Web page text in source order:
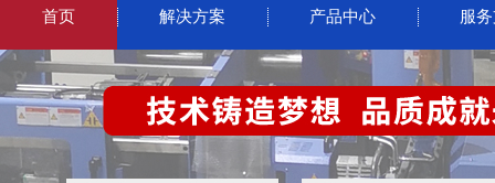
首页 解决方案 产品中心 服